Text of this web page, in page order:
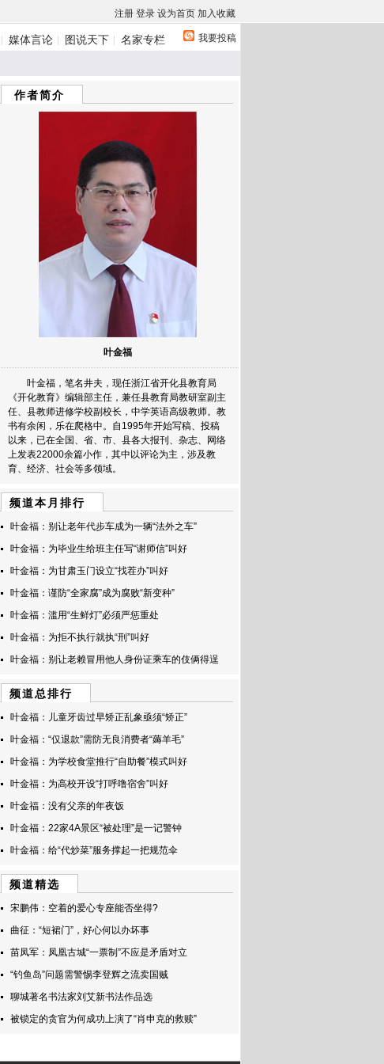
注册 登录 设为首页 加入收藏
我要投稿
媒体言论 图说天下 名家专栏
作者简介
叶金福
叶金福，笔名井夫，现任浙江省开化县教育局
《开化教育》编辑部主任，兼任县教育局教研室副主
任、县教师进修学校副校长，中学英语高级教师。教
书有余闲，乐在爬格中。自1995年开始写稿、投稿
以来，已在全国、省、市、县各大报刊、杂志、网络
上发表22000余篇小作，其中以评论为主，涉及教
育、经济、社会等多领域。
频道本月排行
叶金福：别让老年代步车成为一辆“法外之车”
叶金福：为毕业生给班主任写“谢师信”叫好
叶金福：为甘肃玉门设立“找茬办”叫好
叶金福：谨防“全家腐”成为腐败“新变种”
叶金福：滥用“生鲜灯”必须严惩重处
叶金福：为拒不执行就执“刑”叫好
叶金福：别让老赖冒用他人身份证乘车的伎俩得逞
频道总排行
叶金福：儿童牙齿过早矫正乱象亟须“矫正”
叶金福：“仅退款”需防无良消费者“薅羊毛”
叶金福：为学校食堂推行“自助餐”模式叫好
叶金福：为高校开设“打呼噜宿舍”叫好
叶金福：没有父亲的年夜饭
叶金福：22家4A景区“被处理”是一记警钟
叶金福：给“代炒菜”服务撑起一把规范伞
频道精选
宋鹏伟：空着的爱心专座能否坐得?
曲征：“短裙门”，好心何以办坏事
苗凤军：凤凰古城“一票制”不应是矛盾对立
“钓鱼岛”问题需警惕李登辉之流卖国贼
聊城著名书法家刘艾新书法作品选
被锁定的贪官为何成功上演了“肖申克的救赎”